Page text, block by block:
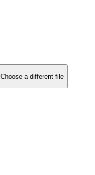
Choose a different file